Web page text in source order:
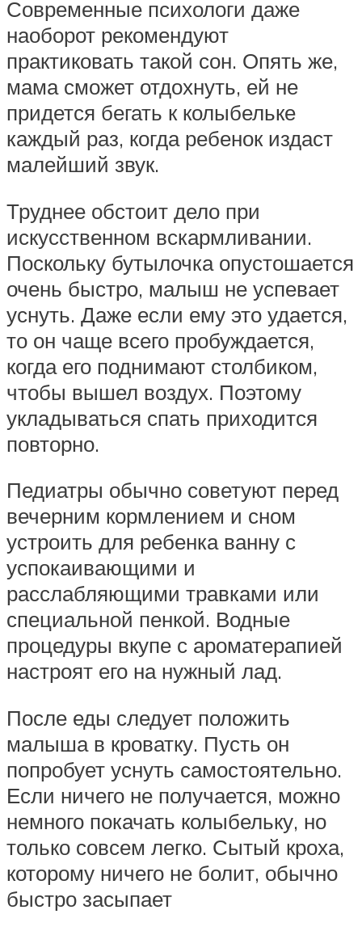
Современные психологи даже
наоборот рекомендуют
практиковать такой сон. Опять же,
мама сможет отдохнуть, ей не
придется бегать к колыбельке
каждый раз, когда ребенок издаст
малейший звук.
Труднее обстоит дело при
искусственном вскармливании.
Поскольку бутылочка опустошается
очень быстро, малыш не успевает
уснуть. Даже если ему это удается,
то он чаще всего пробуждается,
когда его поднимают столбиком,
чтобы вышел воздух. Поэтому
укладываться спать приходится
повторно.
Педиатры обычно советуют перед
вечерним кормлением и сном
устроить для ребенка ванну с
успокаивающими и
расслабляющими травками или
специальной пенкой. Водные
процедуры вкупе с ароматерапией
настроят его на нужный лад.
После еды следует положить
малыша в кроватку. Пусть он
попробует уснуть самостоятельно.
Если ничего не получается, можно
немного покачать колыбельку, но
только совсем легко. Сытый кроха,
которому ничего не болит, обычно
быстро засыпает